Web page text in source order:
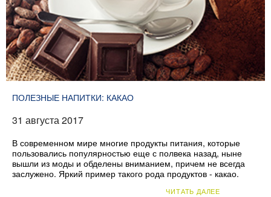
ПОЛЕЗНЫЕ НАПИТКИ: КАКАО
31 августа 2017
В современном мире многие продукты питания, которые
пользовались популярностью еще с полвека назад, ныне
вышли из моды и обделены вниманием, причем не всегда
заслужено. Яркий пример такого рода продуктов - какао.
ЧИТАТЬ ДАЛЕЕ